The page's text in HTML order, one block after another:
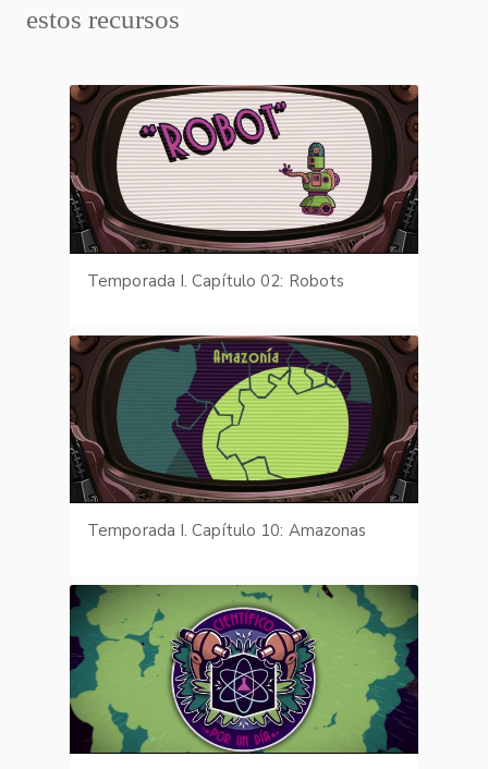
estos recursos
Temporada I. Capítulo 02: Robots
Temporada I. Capítulo 10: Amazonas